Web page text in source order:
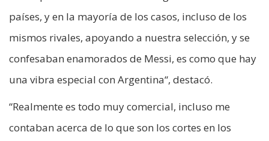
países, y en la mayoría de los casos, incluso de los
mismos rivales, apoyando a nuestra selección, y se
confesaban enamorados de Messi, es como que hay
una vibra especial con Argentina“, destacó.
“Realmente es todo muy comercial, incluso me
contaban acerca de lo que son los cortes en los